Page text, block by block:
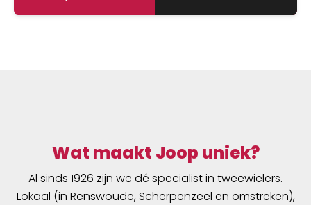
Wat maakt Joop uniek?
Al sinds 1926 zijn we dé specialist in tweewielers.
Lokaal (in Renswoude, Scherpenzeel en omstreken),